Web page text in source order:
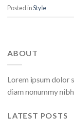
Posted inStyle
ABOUT
Lorem ipsum dolor
diam nonummy
LATEST POSTS